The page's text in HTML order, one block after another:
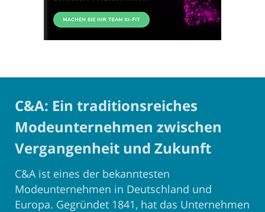
C&A: Ein traditionsreiches
Modeunternehmen zwischen
Vergangenheit und Zukunft
C&A ist eines der bekanntesten
Modeunternehmen in Deutschland und
Europa. Gegründet 1841, hat das Unternehmen